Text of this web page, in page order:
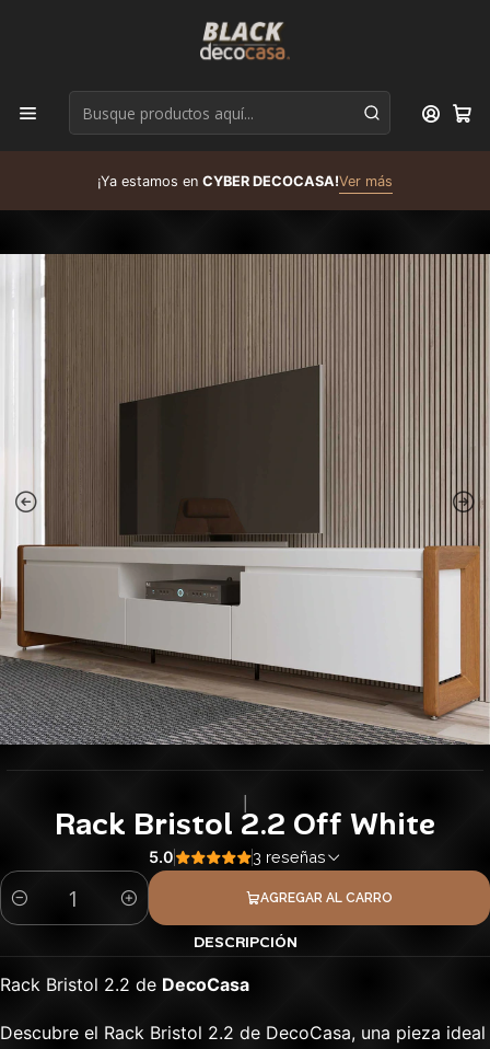
¡Ya estamos en CYBER DECOCASA!Ver más
Rack Bristol 2.2 Off White
5.0 3 reseñas
Cantidad
AGREGAR AL CARRO
DESCRIPCIÓN
Rack Bristol 2.2 de DecoCasa
Descubre el Rack Bristol 2.2 de DecoCasa, una pieza ideal